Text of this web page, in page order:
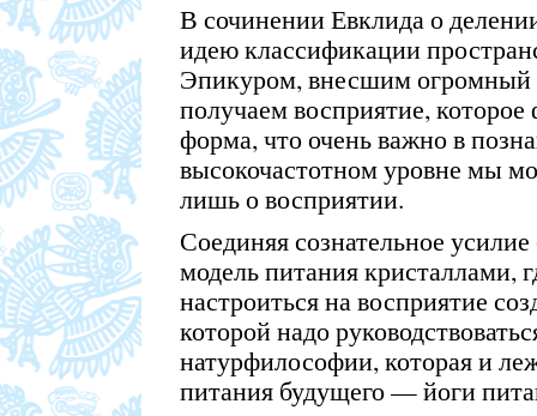
В сочинении Евклида о
идею классификации
Эпикуром, внесшим огромный
получаем восприятие,
форма, что очень важно в
высокочастотном уровне мы
лишь о восприятии.
Соединяя сознательное
модель питания кристаллами,
настроиться на восприятие
которой надо
натурфилософии, которая и
питания будущего — йоги